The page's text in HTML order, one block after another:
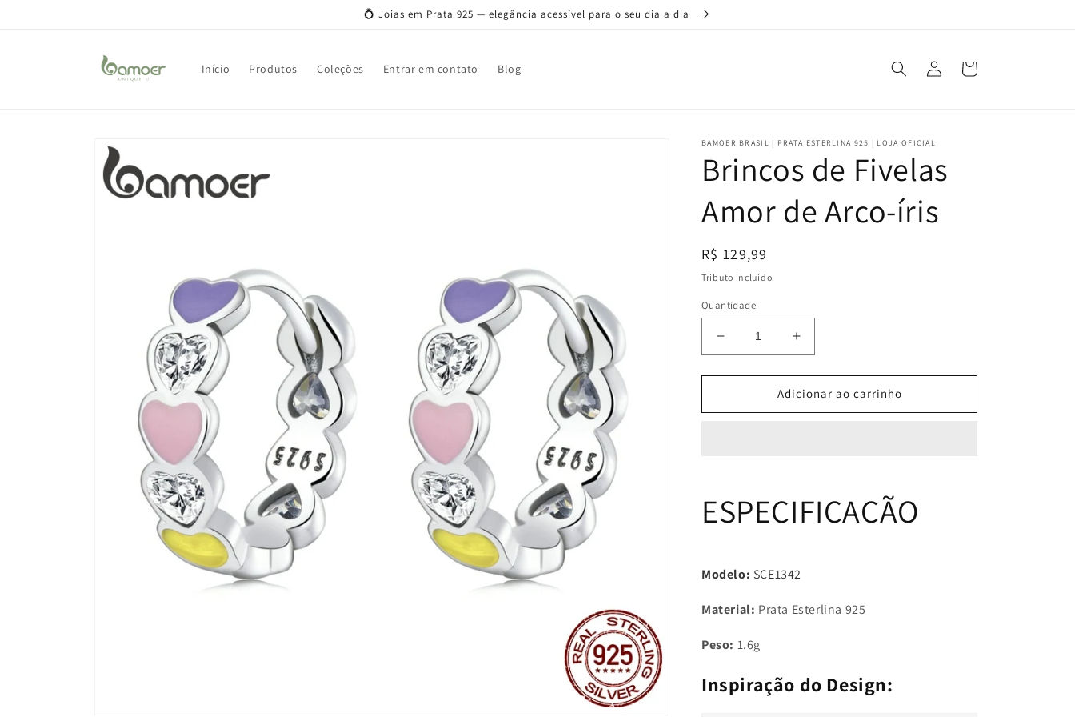
💍 Joias em Prata 925 — elegância acessível para o seu dia a dia
Início Produtos Coleções Entrar em contato Blog
Fazer
login
Carrinho
as
informações
do produto
BAMOER BRASIL | PRATA ESTERLINA 925 | LOJA OFICIAL
Brincos de Fivelas
Amor de Arco-íris
Preço
normal
R$ 129,99
Tributo incluído.
Quantidade
Diminuir
a
quantidade
Brincos
íris
Aumentar
a
quantidade
de
Brincos
íris
Adicionar ao carrinho
ESPECIFICAÇÃO
Modelo: SCE1342
Material: Prata Esterlina 925
Peso: 1.6g
Inspiração do Design: